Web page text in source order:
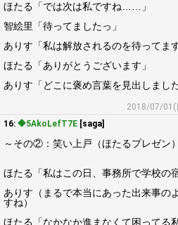
ほたる「では次は私ですね……」
智絵里「待ってましたっ」
ありす「私は解放されるのを待ってます
ほたる「ありがとうございます」
ありす「どこに褒め言葉を見出しました
2018/07/01(
16: ◆5AkoLefT7E [saga]
～その②：笑い上戸（ほたるプレゼン
ほたる「私はこの日、事務所で学校の
ありす（まるで本当にあった出来事の
すね）
ほたる「なかなか進まなくて困ってる